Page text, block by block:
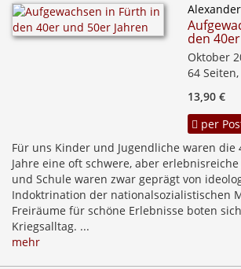
den
Oktober
64
13,90 €
per
Für uns Kinder und Jugendliche waren die
Jahre eine oft schwere, aber
und Schule waren zwar geprägt von
Indoktrination der nationalsozialistischen
Freiräume für schöne Erlebnisse boten
Kriegsalltag. ...
mehr